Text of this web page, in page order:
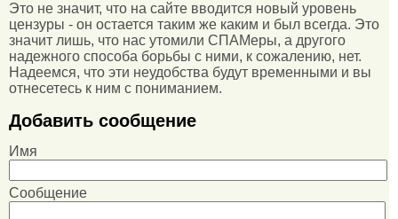
Это не значит, что на сайте вводится новый уровень
цензуры - он остается таким же каким и был всегда. Это
значит лишь, что нас утомили СПАМеры, а другого
надежного способа борьбы с ними, к сожалению, нет.
Надеемся, что эти неудобства будут временными и вы
отнесетесь к ним с пониманием.
Добавить сообщение
Имя
Сообщение